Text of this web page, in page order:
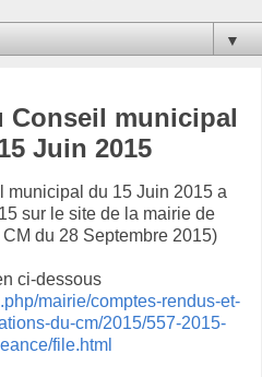
▼
Conseil municipal
Juin 2015
municipal du 15 Juin 2015 a
sur le site de la mairie de
du 28 Septembre 2015)
ci-dessous
mairie/comptes-rendus-et-
du-cm/2015/557-2015-
file.html